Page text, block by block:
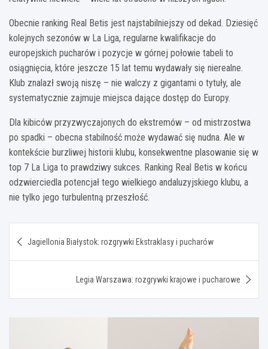
Obecnie ranking Real Betis jest najstabilniejszy od dekad. Dziesięć
kolejnych sezonów w La Liga, regularne kwalifikacje do
europejskich pucharów i pozycje w górnej połowie tabeli to
osiągnięcia, które jeszcze 15 lat temu wydawały się nierealne.
Klub znalazł swoją niszę – nie walczy z gigantami o tytuły, ale
systematycznie zajmuje miejsca dające dostęp do Europy.
Dla kibiców przyzwyczajonych do ekstremów – od mistrzostwa
po spadki – obecna stabilność może wydawać się nudna. Ale w
kontekście burzliwej historii klubu, konsekwentne plasowanie się w
top 7 La Liga to prawdziwy sukces. Ranking Real Betis w końcu
odzwierciedla potencjał tego wielkiego andaluzyjskiego klubu, a
nie tylko jego turbulentną przeszłość.
wpisu
Jagiellonia Białystok: rozgrywki Ekstraklasy i pucharów
Legia Warszawa: rozgrywki krajowe i pucharowe